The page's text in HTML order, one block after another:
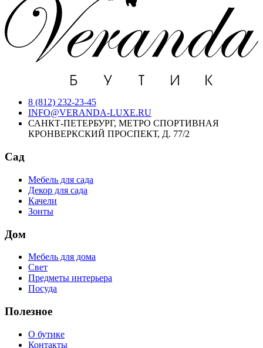
8 (812) 232-23-45
INFO@VERANDA-LUXE.RU
САНКТ-ПЕТЕРБУРГ, МЕТРО СПОРТИВНАЯ
КРОНВЕРКСКИЙ ПРОСПЕКТ, Д. 77/2
Сад
Мебель для сада
Декор для сада
Качели
Зонты
Дом
Мебель для дома
Свет
Предметы интерьера
Посуда
Полезное
О бутике
Контакты